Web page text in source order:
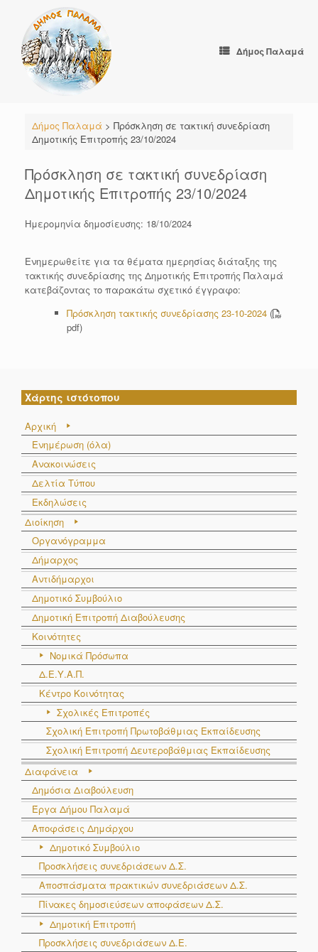
content
Δήμος Παλαμά
Δήμος Παλαμά > Πρόσκληση σε τακτική συνεδρίαση
Δημοτικής Επιτροπής 23/10/2024
Πρόσκληση σε τακτική συνεδρίαση
Δημοτικής Επιτροπής 23/10/2024
Ημερομηνία δημοσίευσης: 18/10/2024
Ενημερωθείτε για τα θέματα ημερησίας διάταξης της
τακτικής συνεδρίασης της Δημοτικής Επιτροπής Παλαμά
κατεβάζοντας το παρακάτω σχετικό έγγραφο:
Πρόσκληση τακτικής συνεδρίασης 23-10-2024(
pdf)
Χάρτης ιστότοπου
Αρχική
Ενημέρωση (όλα)
Ανακοινώσεις
Δελτία Τύπου
Εκδηλώσεις
Διοίκηση
Οργανόγραμμα
Δήμαρχος
Αντιδήμαρχοι
Δημοτικό Συμβούλιο
Δημοτική Επιτροπή Διαβούλευσης
Κοινότητες
Νομικά Πρόσωπα
Δ.Ε.Υ.Α.Π.
Κέντρο Κοινότητας
Σχολικές Επιτροπές
Σχολική Επιτροπή Πρωτοβάθμιας Εκπαίδευσης
Σχολική Επιτροπή Δευτεροβάθμιας Εκπαίδευσης
Διαφάνεια
Δημόσια Διαβούλευση
Έργα Δήμου Παλαμά
Αποφάσεις Δημάρχου
Δημοτικό Συμβούλιο
Προσκλήσεις συνεδριάσεων Δ.Σ.
Αποσπάσματα πρακτικών συνεδριάσεων Δ.Σ.
Πίνακες δημοσιεύσεων αποφάσεων Δ.Σ.
Δημοτική Επιτροπή
Προσκλήσεις συνεδριάσεων Δ.Ε.